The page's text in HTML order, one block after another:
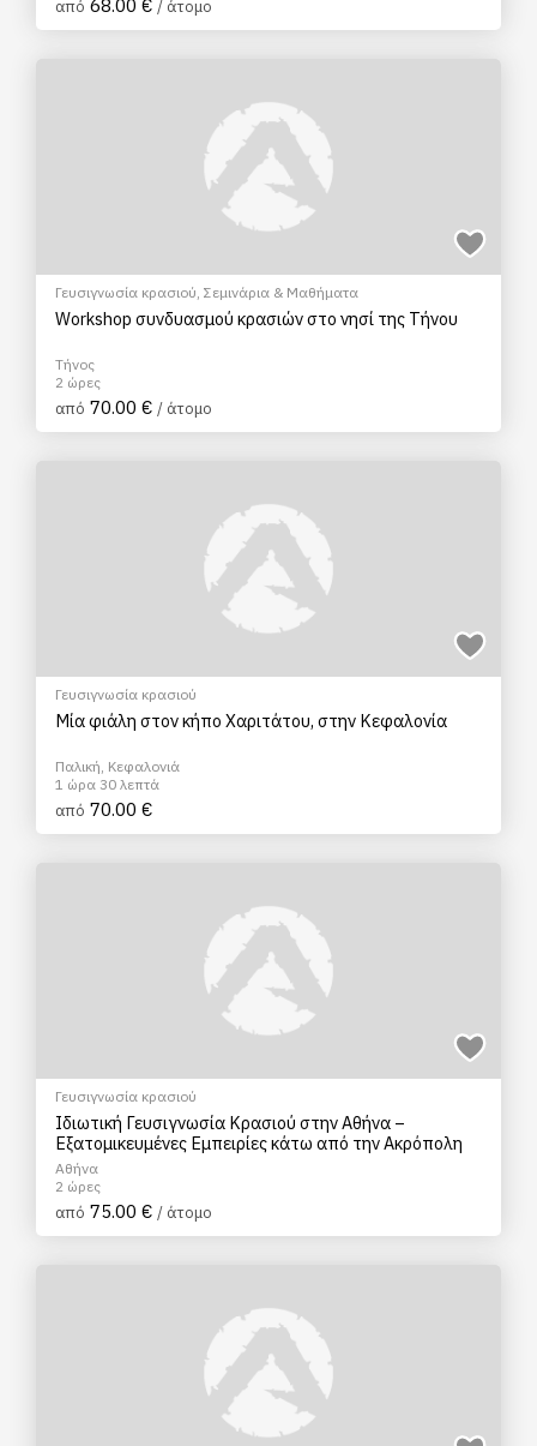
από 68.00 € / άτομο
Γευσιγνωσία κρασιού, Σεμινάρια & Μαθήματα
Workshop συνδυασμού κρασιών στο νησί της Τήνου
Τήνος
2 ώρες
από 70.00 € / άτομο
Γευσιγνωσία κρασιού
Μία φιάλη στον κήπο Χαριτάτου, στην Κεφαλονία
Παλική, Κεφαλονιά
1 ώρα 30 λεπτά
από 70.00 €
Γευσιγνωσία κρασιού
Ιδιωτική Γευσιγνωσία Κρασιού στην Αθήνα –
Εξατομικευμένες Εμπειρίες κάτω από την Ακρόπολη
Αθήνα
2 ώρες
από 75.00 € / άτομο